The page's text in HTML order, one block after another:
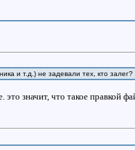
и т.д.) не задевали тех, кто залег?
значит, что такое правкой